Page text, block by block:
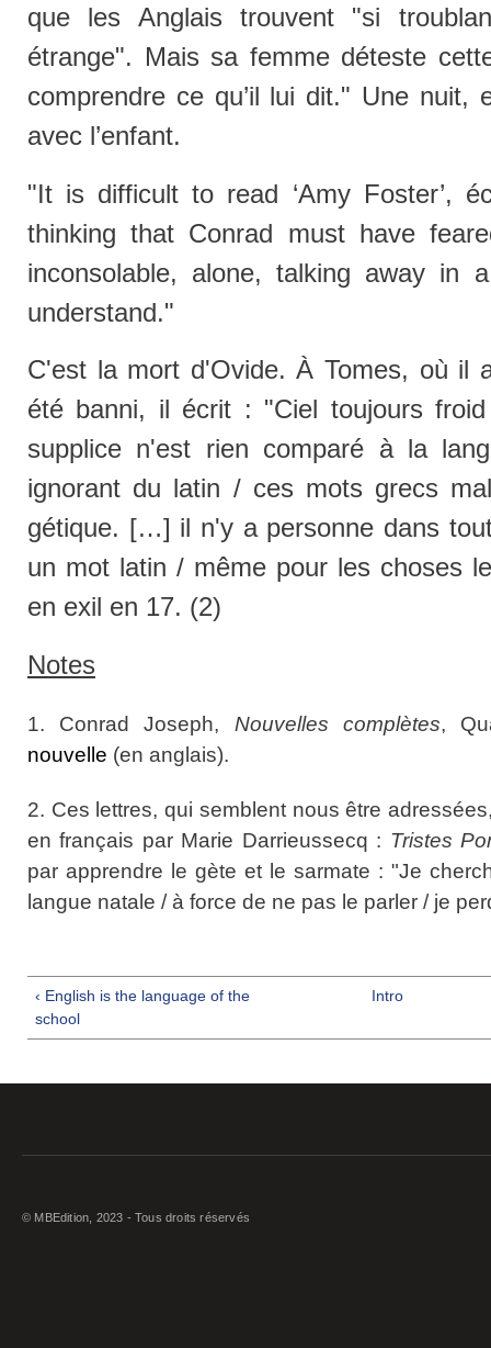
que les Anglais trouvent "si
étrange". Mais sa femme déteste
comprendre ce qu’il lui dit." Une nuit,
avec l’enfant.
"It is difficult to read ‘Amy Foster’,
thinking that Conrad must have
inconsolable, alone, talking away in
understand."
C'est la mort d'Ovide. À Tomes, où il
été banni, il écrit : "Ciel toujours
supplice n'est rien comparé à la
ignorant du latin / ces mots grecs
gétique. […] il n'y a personne dans
un mot latin / même pour les choses
en exil en 17. (2)
Notes
1. Conrad Joseph, Nouvelles complètes,
nouvelle (en anglais).
2. Ces lettres, qui semblent nous être
en français par Marie Darrieussecq : Tristes
par apprendre le gète et le sarmate : "Je
langue natale / à force de ne pas le parler / je
‹ English is the language of the
school
Intro
© MBEdition, 2023 - Tous droits réservés